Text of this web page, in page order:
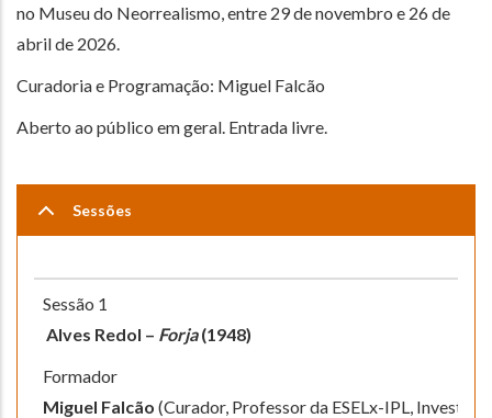
no Museu do Neorrealismo, entre 29 de novembro e 26 de
abril de 2026.
Curadoria e Programação: Miguel Falcão
Aberto ao público em geral. Entrada livre.
Sessões
Sessão 1
Alves Redol – Forja(1948)
Formador
Miguel Falcão (Curador, Professor da ESELx-IPL,